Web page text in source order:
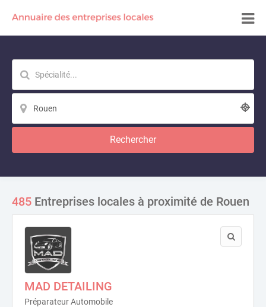
Rechercher
485 Entreprises locales à proximité de Rouen
MAD DETAILING
Préparateur Automobile